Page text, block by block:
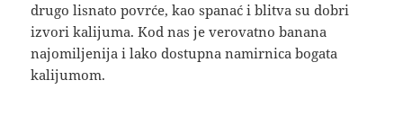
drugo lisnato povrće, kao spanać i blitva su dobri
izvori kalijuma. Kod nas je verovatno banana
najomiljenija i lako dostupna namirnica bogata
kalijumom.